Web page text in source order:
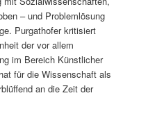
– und Problemlösung
Purgathofer kritisiert
der vor allem
im Bereich Künstlicher
für die Wissenschaft als
an die Zeit der